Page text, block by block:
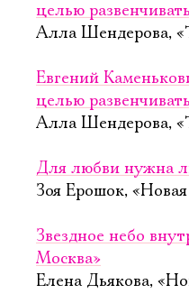
целью
Алла Шендерова,
Евгений
целью
Алла Шендерова,
Для любви нужна
Зоя Ерошок,
Звездное небо
Москва»
Елена Дьякова,